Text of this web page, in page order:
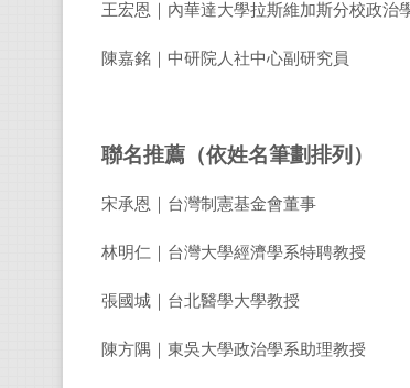
王宏恩｜內華達大學拉斯維加斯分校政治
陳嘉銘｜中研院人社中心副研究員
聯名推薦（依姓名筆劃排列）
宋承恩｜台灣制憲基金會董事
林明仁｜台灣大學經濟學系特聘教授
張國城｜台北醫學大學教授
陳方隅｜東吳大學政治學系助理教授